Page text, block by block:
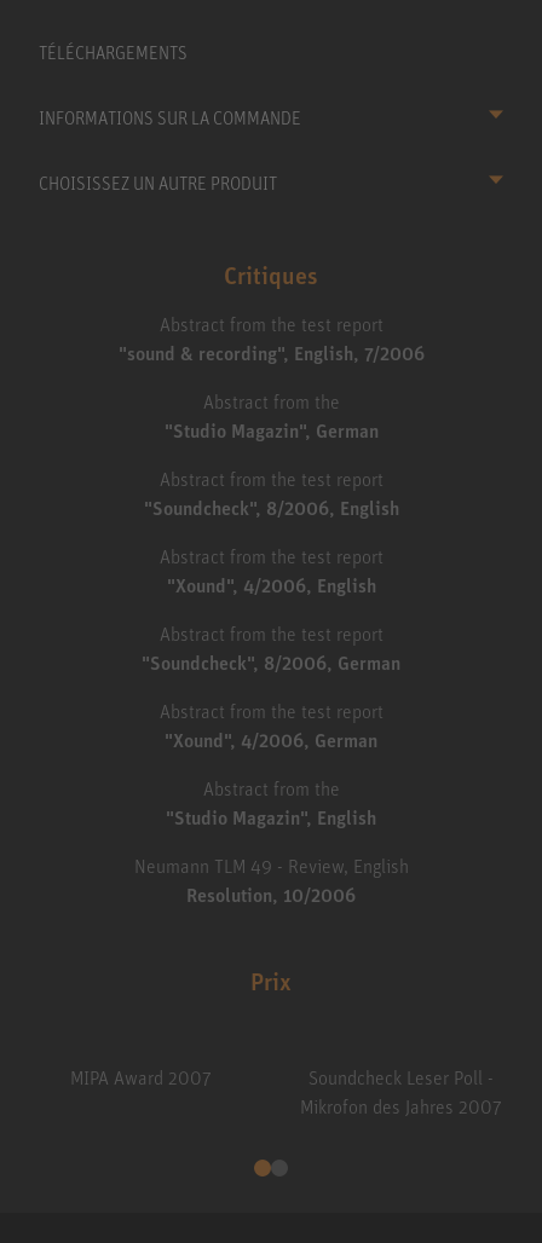
TÉLÉCHARGEMENTS
INFORMATIONS SUR LA COMMANDE
CHOISISSEZ UN AUTRE PRODUIT
Critiques
Abstract from the test report
"sound & recording", English, 7/2006
Abstract from the
"Studio Magazin", German
Abstract from the test report
"Soundcheck", 8/2006, English
Abstract from the test report
"Xound", 4/2006, English
Abstract from the test report
"Soundcheck", 8/2006, German
Abstract from the test report
"Xound", 4/2006, German
Abstract from the
"Studio Magazin", English
Neumann TLM 49 - Review, English
Resolution, 10/2006
Prix
MIPA Award 2007
Soundcheck Leser Poll -
Mikrofon des Jahres 2007